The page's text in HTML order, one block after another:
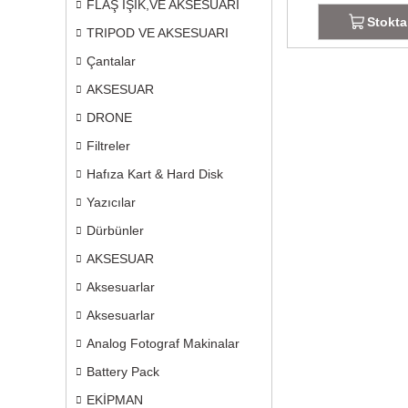
FLAŞ IŞIK,VE AKSESUARI
TRIPOD VE AKSESUARI
Çantalar
AKSESUAR
DRONE
Filtreler
Hafıza Kart & Hard Disk
Yazıcılar
Dürbünler
AKSESUAR
Aksesuarlar
Aksesuarlar
Analog Fotograf Makinalar
Battery Pack
EKİPMAN